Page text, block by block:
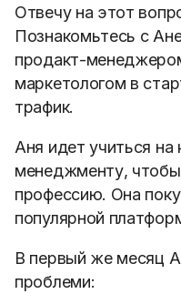
Отвечу на этот
Познакомьтесь с
продакт-
маркетологом в
трафик.
Аня идет учиться
менеджменту,
профессию. Она
популярной
В первый же месяц
проблеми: